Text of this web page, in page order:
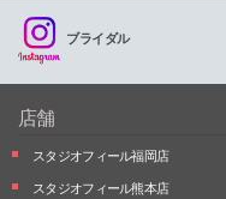
ブライダル
店舗
スタジオフィール福岡店
スタジオフィール熊本店